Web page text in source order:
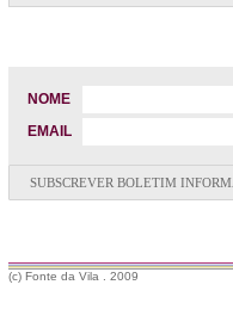
NOME
EMAIL
SUBSCREVER BOLETIM
(c) Fonte da Vila . 2009